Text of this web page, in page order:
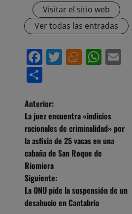
Visitar el sitio web
Ver todas las entradas
Facebook
Twitter
N
a
v
e
g
Anterior:
La juez encuentra «indicios
racionales de criminalidad» por
la asfixia de 25 vacas en una
cabaña de San Roque de
Riomiera
Siguiente:
La ONU pide la suspensión de un
desahucio en Cantabria